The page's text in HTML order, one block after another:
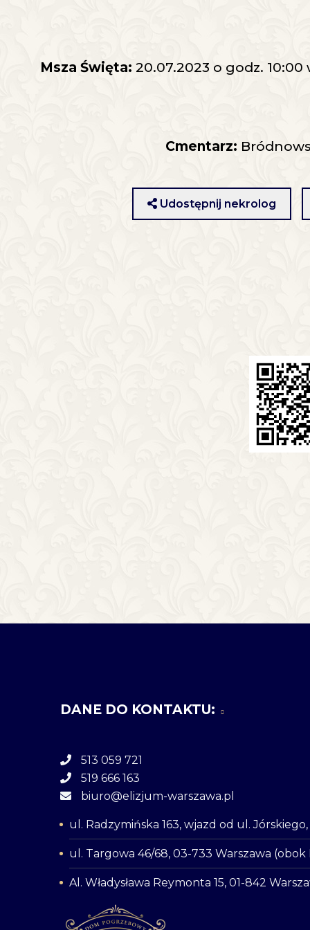
Msza Święta: 20.07.2023 o godz.
Cmentarz:
Udostępnij nekrolog
DANE DO KONTAKTU:
513 059 721
519 666 163
biuro@elizjum-warszawa.pl
ul. Radzymińska 163, wjazd od ul.
ul. Targowa 46/68, 03-733 Warszawa
Al. Władysława Reymonta 15, 01-842